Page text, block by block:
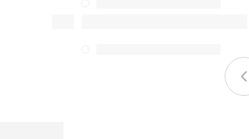
effectués à compter du 5